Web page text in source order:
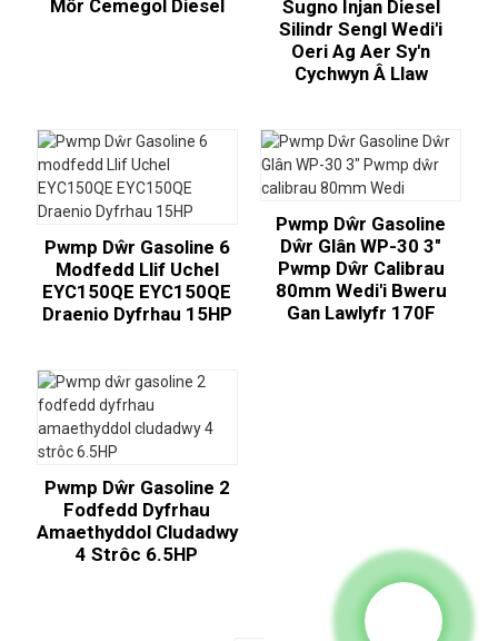
Môr Cemegol Diesel
Sugno Injan Diesel
Silindr Sengl Wedi'i
Oeri Ag Aer Sy'n
Cychwyn Â Llaw
Pwmp Dŵr Gasoline 6
Modfedd Llif Uchel
EYC150QE EYC150QE
Draenio Dyfrhau 15HP
Pwmp Dŵr Gasoline
Dŵr Glân WP-30 3"
Pwmp Dŵr Calibrau
80mm Wedi'i Bweru
Gan Lawlyfr 170F
Pwmp Dŵr Gasoline 2
Fodfedd Dyfrhau
Amaethyddol Cludadwy
4 Strôc 6.5HP